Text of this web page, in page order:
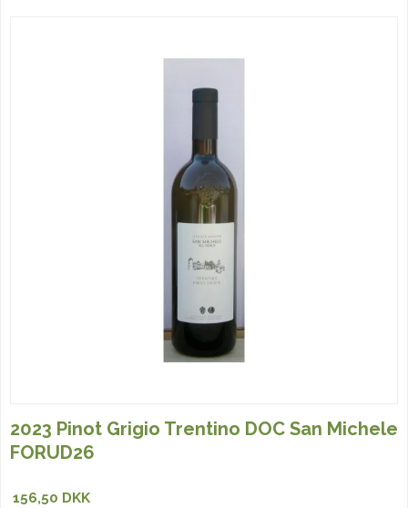
2023 Pinot Grigio Trentino DOC San Michele
FORUD26
156,50 DKK